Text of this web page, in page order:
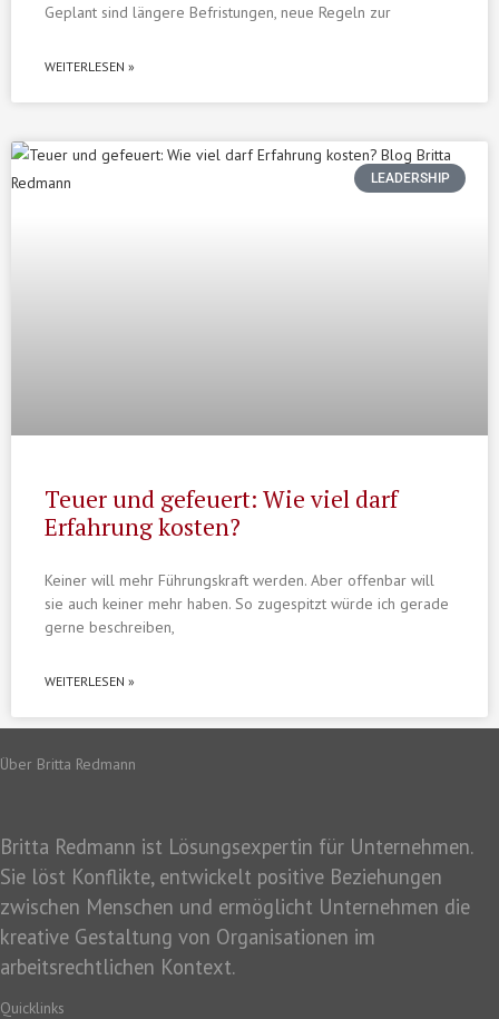
Geplant sind längere Befristungen, neue Regeln zur
WEITERLESEN »
LEADERSHIP
Teuer und gefeuert: Wie viel darf
Erfahrung kosten?
Keiner will mehr Führungskraft werden. Aber offenbar will
sie auch keiner mehr haben. So zugespitzt würde ich gerade
gerne beschreiben,
WEITERLESEN »
Über Britta Redmann
Britta Redmann ist Lösungsexpertin für Unternehmen.
Sie löst Konflikte, entwickelt positive Beziehungen
zwischen Menschen und ermöglicht Unternehmen die
kreative Gestaltung von Organisationen im
arbeitsrechtlichen Kontext.
Quicklinks